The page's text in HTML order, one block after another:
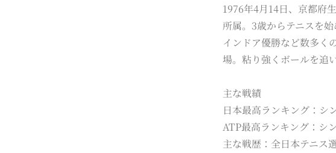
1976年4月14日、京都府
所属。3歳からテニスを
インドア優勝など数多く
場。粘り強くボールを追
主な戦績
日本最高ランキング：
ATP最高ランキング：シ
主な戦歴：全日本テニス